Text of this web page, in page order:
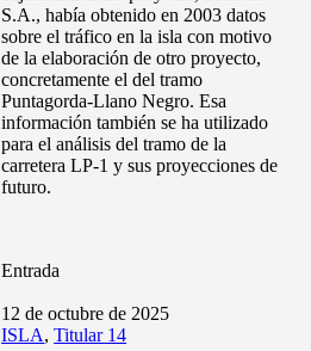
S.A., había obtenido en 2003 datos
sobre el tráfico en la isla con motivo
de la elaboración de otro proyecto,
concretamente el del tramo
Puntagorda-Llano Negro. Esa
información también se ha utilizado
para el análisis del tramo de la
carretera LP-1 y sus proyecciones de
futuro.
Entrada
12 de octubre de 2025
ISLA,Titular 14